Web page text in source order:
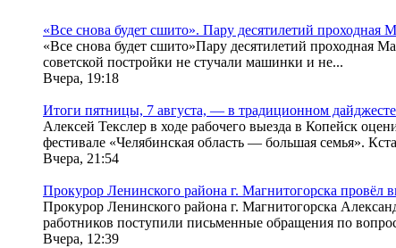
«Все снова будет сшито». Пару десятилетий
«Все снова будет сшито»Пару десятилетий проходная
советской постройки не стучали машинки и не...
Вчера, 19:18
Итоги пятницы, 7 августа, — в традиционном
Алексей Текслер в ходе рабочего выезда в Копейск
фестивале «Челябинская область — большая семья».
Вчера, 21:54
Прокурор Ленинского района г. Магнитогорска провёл
Прокурор Ленинского района г. Магнитогорска
работников поступили письменные обращения по
Вчера, 12:39